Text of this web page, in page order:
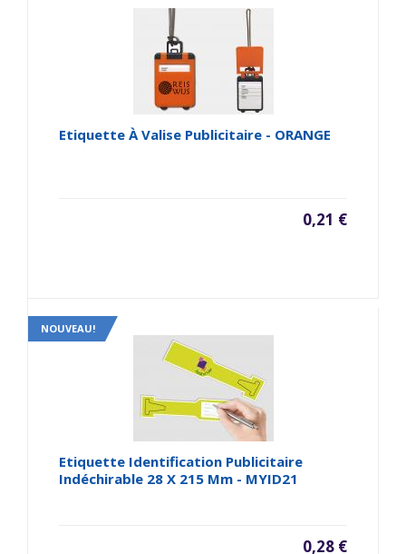
Etiquette À Valise Publicitaire - ORANGE
0,21 €
NOUVEAU!
Etiquette Identification Publicitaire
Indéchirable 28 X 215 Mm - MYID21
0,28 €